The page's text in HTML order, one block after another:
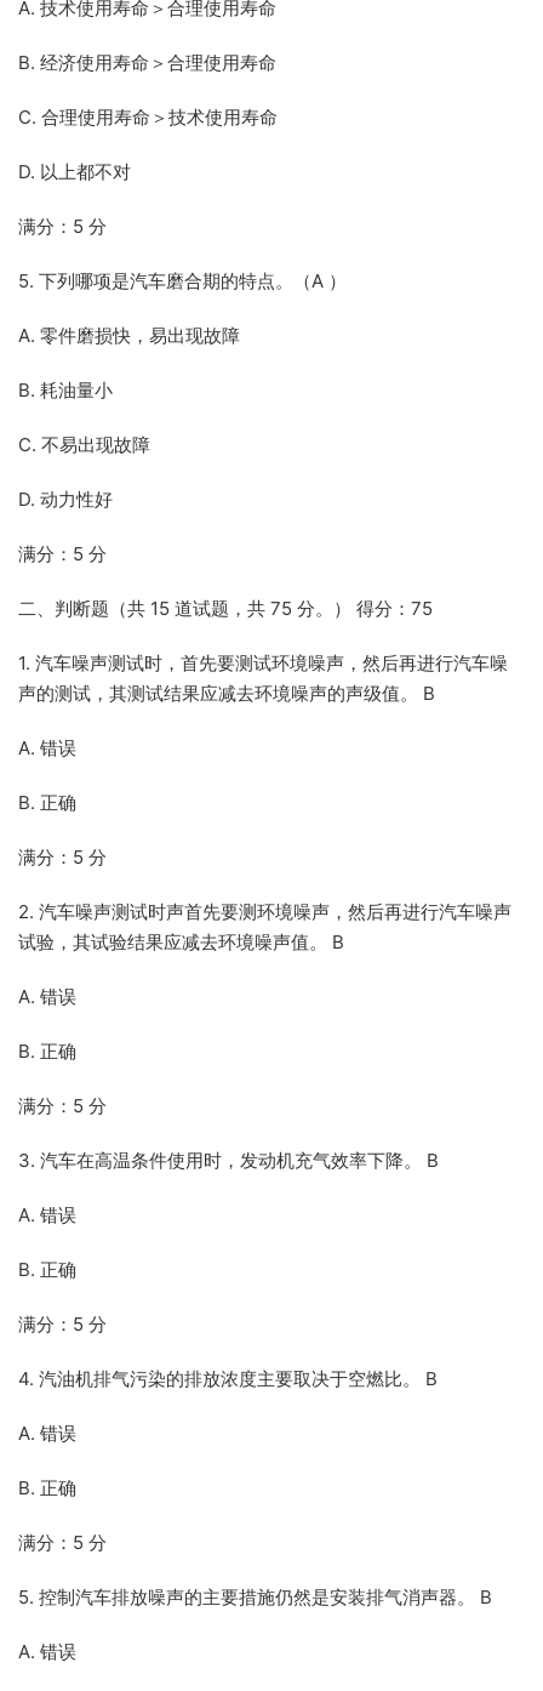
A. 技术使用寿命＞合理使用寿命
B. 经济使用寿命＞合理使用寿命
C. 合理使用寿命＞技术使用寿命
D. 以上都不对
满分：5 分
5. 下列哪项是汽车磨合期的特点。（A ）
A. 零件磨损快，易出现故障
B. 耗油量小
C. 不易出现故障
D. 动力性好
满分：5 分
二、判断题（共 15 道试题，共 75 分。） 得分：75
1. 汽车噪声测试时，首先要测试环境噪声，然后再进行汽车噪
声的测试，其测试结果应减去环境噪声的声级值。 B
A. 错误
B. 正确
满分：5 分
2. 汽车噪声测试时声首先要测环境噪声，然后再进行汽车噪声
试验，其试验结果应减去环境噪声值。 B
A. 错误
B. 正确
满分：5 分
3. 汽车在高温条件使用时，发动机充气效率下降。 B
A. 错误
B. 正确
满分：5 分
4. 汽油机排气污染的排放浓度主要取决于空燃比。 B
A. 错误
B. 正确
满分：5 分
5. 控制汽车排放噪声的主要措施仍然是安装排气消声器。 B
A. 错误